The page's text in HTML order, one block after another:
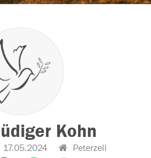
Kohn
17.05.2024 Peterzell